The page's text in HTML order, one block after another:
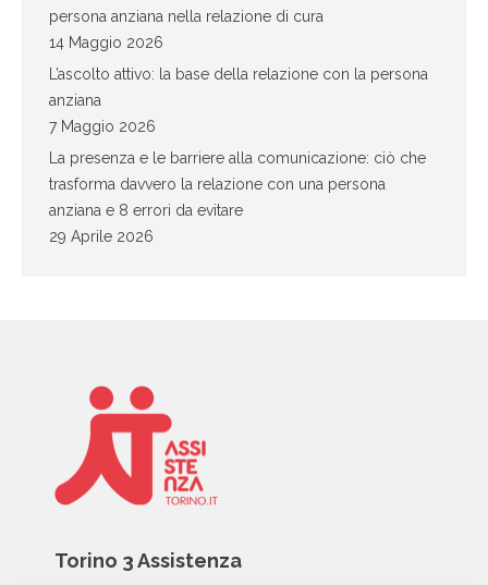
persona anziana nella relazione di cura
14 Maggio 2026
L’ascolto attivo: la base della relazione con la persona
anziana
7 Maggio 2026
La presenza e le barriere alla comunicazione: ciò che
trasforma davvero la relazione con una persona
anziana e 8 errori da evitare
29 Aprile 2026
Torino 3 Assistenza